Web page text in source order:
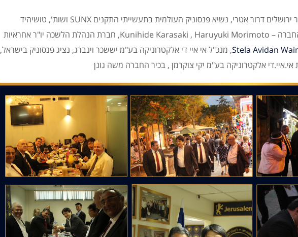
בתמונות: נשיא לשכת המסחר ירושלים דרור אטרי, נשיא פנסוניק העולמית בתעשייתי התקנים SUNX ושות', טושיהיד
טומינאגה, חברי דירקטוריון החברה – Kunihide Karasaki , Haruyuki Morimoto, חברת הנהלת הלשכה יו"ר אחראיות
Stela Avidan, מנכ"ל אי איי די אלקטרוניקה בע"מ יששכר וינברג, נציג פנסוניק בישראל,
אלקטרוניקה בע"מ יקי צוקרמן , בכיר החברה משה גונן